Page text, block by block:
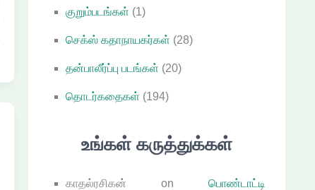
குறும்படங்கள் (1)
செக்ஸ் கதாநாயகர்கள் (28)
தன்பாலீர்ப்பு படங்கள் (20)
தொடர்கதைகள் (194)
உங்கள் கருத்துக்கள்
காதல்ரசிகன் on பொண்டாட்டி